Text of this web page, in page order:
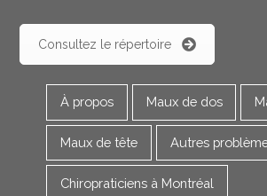
Consultez le répertoire
À propos Maux de dos
Maux de tête Autres
Chiropraticiens à Montréal